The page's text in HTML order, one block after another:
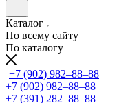
Каталог
По всему сайту
По каталогу
+7 (902) 982‒88‒88
+7 (902) 982‒88‒88
+7 (391) 282‒88‒88